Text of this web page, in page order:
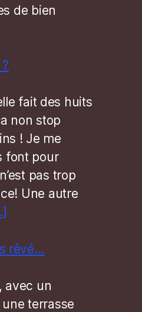
de bien
fait des huits
non stop
! Je me
font pour
pas trop
Une autre
rêvé…
avec un
terrasse